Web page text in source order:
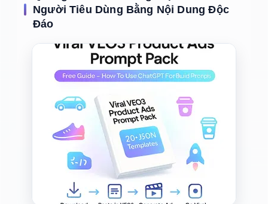
Người Tiêu Dùng Bằng Nội Dung Độc
Đáo